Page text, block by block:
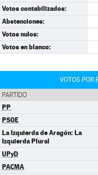
Votos contabilizados:
Abstenciones:
Votos nulos:
Votos en blanco:
VOTOS POR
PARTIDO
PP
PSOE
La Izquierda de Aragón: La
Izquierda Plural
UPyD
PACMA